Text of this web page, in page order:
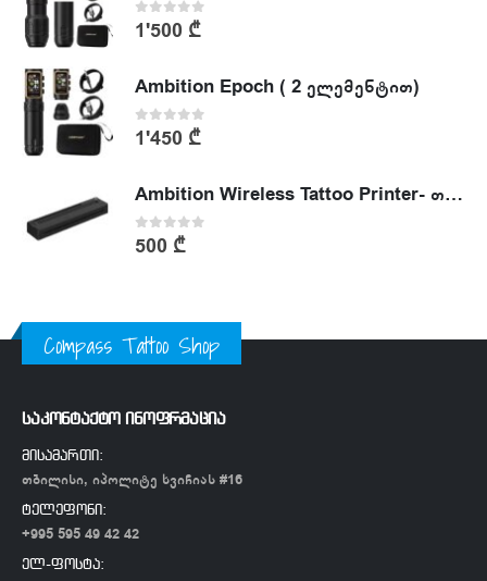
0out of 5
1'500 ₾
Ambition Epoch ( 2 ელემენტით)
0out of 5
1'450 ₾
Ambition Wireless Tattoo Printer- თერმული პრინტერი
0out of 5
500 ₾
Compass Tattoo Shop
საკონტაქტო ინოფრმაცია
მისამართი:
თბილისი, იპოლიტე ხვიჩიას #16
ტელეფონი:
+995 595 49 42 42
ელ-ფოსტა: